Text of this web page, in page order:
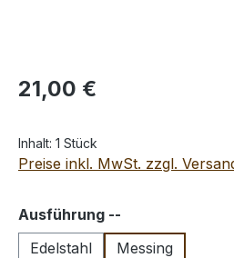
Regulärer Preis:
21,00 €
Inhalt: 1 Stück
Preise inkl. MwSt. zzgl.
Ausführung --
Edelstahl
Messing